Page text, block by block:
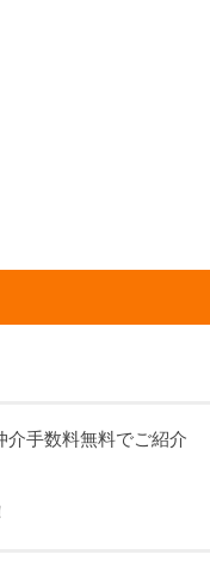
介手数料無料でご紹介